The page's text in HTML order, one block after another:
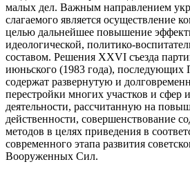
малых дел. Важным направлением
слагаемого является осуществление
целью дальнейшее повышение
идеологической, политико-
составом. Решения XXVI съезда
июньского (1983 года),
содержат развернутую и
перестройки многих участков и сфер
деятельности, рассчитанную на
действенности, совершенствование
методов в целях приведения в
современного этапа развития
Вооруженных Сил.